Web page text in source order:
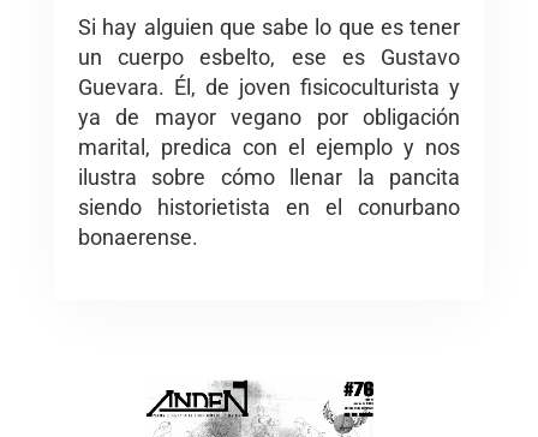
Si hay alguien que sabe lo que es tener
un cuerpo esbelto, ese es Gustavo
Guevara. Él, de joven fisicoculturista y
ya de mayor vegano por obligación
marital, predica con el ejemplo y nos
ilustra sobre cómo llenar la pancita
siendo historietista en el conurbano
bonaerense.